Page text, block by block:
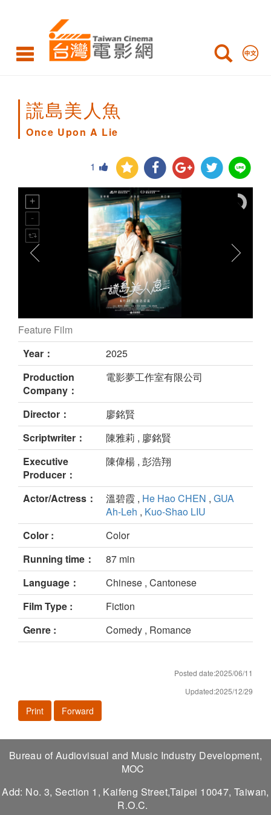
Upon
謊島美人魚
Once Upon A Lie
1
Once Upon A Lie still
Feature Film
Year：
2025
Production
Company：
電影夢工作室有限公司
Director：
廖銘賢
Scriptwriter：
陳雅莉 , 廖銘賢
Executive
Producer：
陳偉楊 , 彭浩翔
Actor/Actress： 溫碧霞 , He Hao CHEN , GUA
Ah-Leh , Kuo-Shao LIU
Color :
Color
Running time：
87 min
Language：
Chinese , Cantonese
Film Type :
Fiction
Genre :
Comedy , Romance
Posted date:2025/06/11
Updated:2025/12/29
Print Forward
Bureau of Audiovisual and Music Industry Development,
MOC
Add: No. 3, Section 1, Kaifeng Street,Taipei 10047, Taiwan,
R.O.C.